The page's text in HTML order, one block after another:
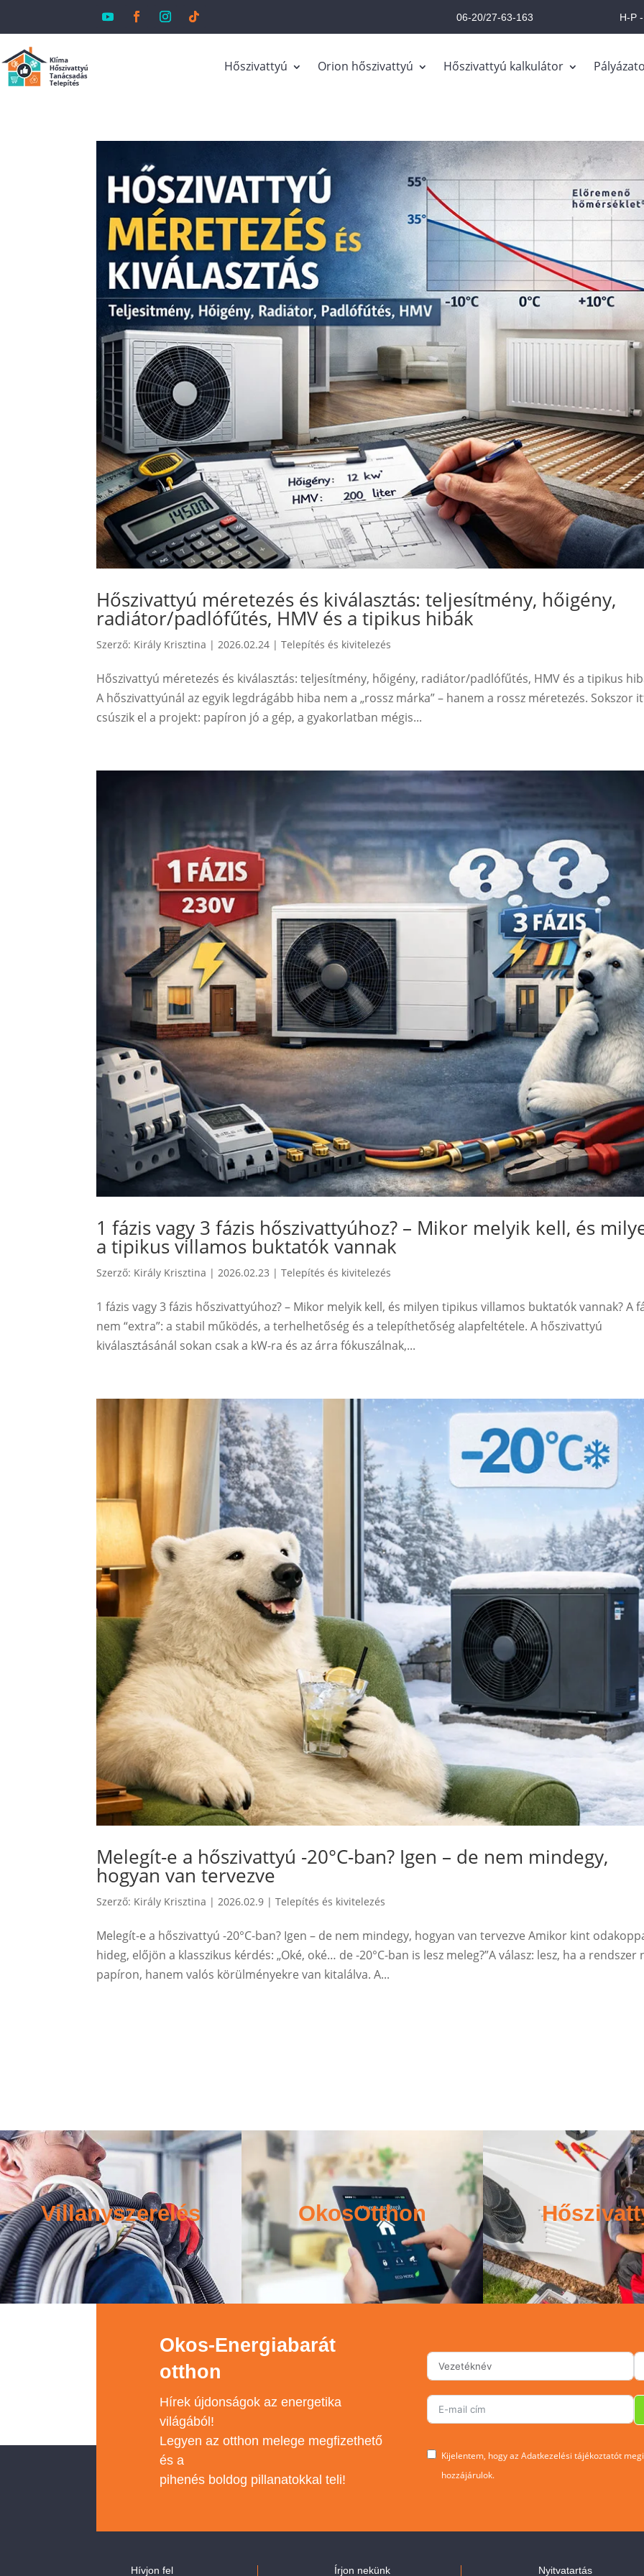
06-20/27-63-163 H-P
Hőszivattyú Orion hőszivattyú Hőszivattyú kalkulátor
Hőszivattyú méretezés és kiválasztás: teljesítmény, hőigény,
radiátor/padlófűtés, HMV és a tipikus hibák
Szerző: Király Krisztina | 2026.02.24 |Telepítés és kivitelezés
Hőszivattyú méretezés és kiválasztás: teljesítmény, hőigény, radiátor/padlófűtés, HMV és a tipikus
A hőszivattyúnál az egyik legdrágább hiba nem a „rossz márka” – hanem a rossz méretezés. Sokszor
csúszik el a projekt: papíron jó a gép, a gyakorlatban mégis...
1 fázis vagy 3 fázis hőszivattyúhoz? – Mikor melyik kell, és
a tipikus villamos buktatók vannak
Szerző: Király Krisztina |2026.02.23 |Telepítés és kivitelezés
1 fázis vagy 3 fázis hőszivattyúhoz? – Mikor melyik kell, és milyen tipikus villamos buktatók vannak? A
nem “extra”: a stabil működés, a terhelhetőség és a telepíthetőség alapfeltétele. A hőszivattyú
kiválasztásánál sokan csak a kW-ra és az árra fókuszálnak,...
Melegít-e a hőszivattyú -20°C-ban? Igen – de nem mindegy,
hogyan van tervezve
Szerző: Király Krisztina | 2026.02.9 |Telepítés és kivitelezés
Melegít-e a hőszivattyú -20°C-ban? Igen – de nem mindegy, hogyan van tervezve Amikor kint
hideg, előjön a klasszikus kérdés: „Oké, oké… de -20°C-ban is lesz meleg?”A válasz: lesz, ha a rendszer
papíron, hanem valós körülményekre van kitalálva. A...
Villanyszerelés OkosOtthon
Okos-Energiabarát
otthon
Hírek újdonságok az energetika
világából!
Legyen az otthon melege megfizethető
és a
pihenés boldog pillanatokkal teli!
Kijelentem, hogy az Adatkezelési tájékoztatót megismertem,
hozzájárulok.
Hívjon fel Írjon nekünk Nyitvatartás